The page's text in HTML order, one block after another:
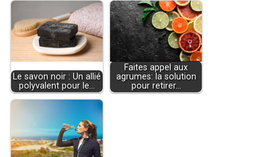
Le savon noir : Un allié
polyvalent pour le…
Faites appel aux
agrumes: la solution
pour retirer…